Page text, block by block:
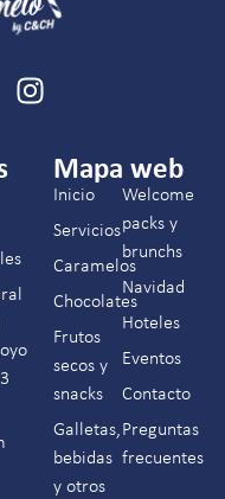
Mapa web
Inicio
Servicios
Caramelos
Chocolates
Frutos
secos y
snacks
Galletas,
bebidas
y otros
Welcome
packs y
brunchs
Navidad
Hoteles
Eventos
Contacto
Preguntas
frecuentes